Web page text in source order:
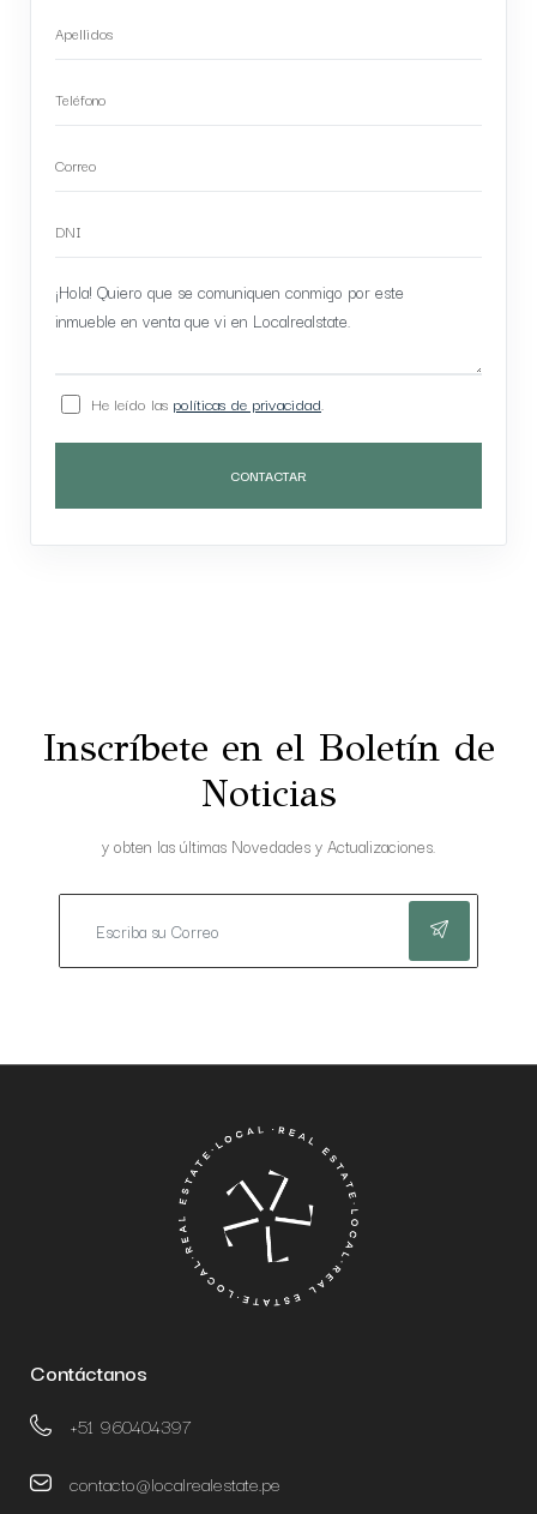
He leído las políticas de privacidad
CONTACTAR
Inscríbete en el Boletín de
Noticias
y obten las últimas Novedades y Actualizaciones.
Contáctanos
+51 960404397
contacto@localrealestate.pe